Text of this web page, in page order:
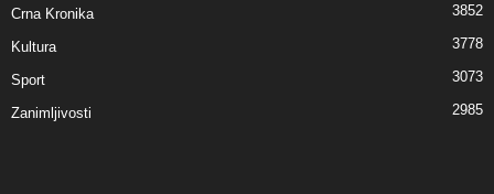
Crna Kronika 3852
Kultura 3778
Sport 3073
Zanimljivosti 2985